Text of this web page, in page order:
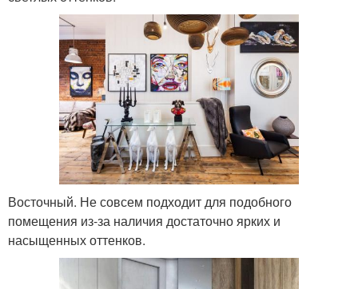
Восточный. Не совсем подходит для подобного
помещения из-за наличия достаточно ярких и
насыщенных оттенков.